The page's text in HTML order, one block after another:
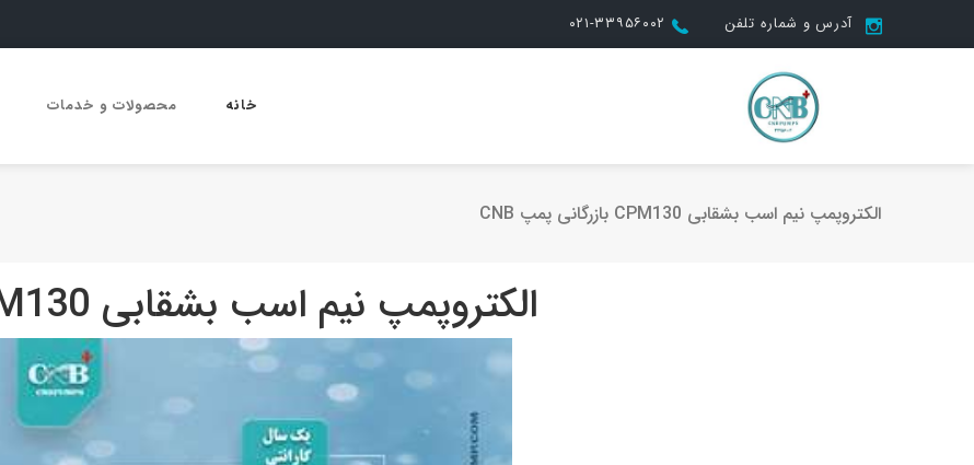
آدرس و شماره تلفن ۰۲۱-۳۳۹۵۶۰۰۲
خانه محصولات و خدمات
الکتروپمپ نیم اسب بشقابی CPM130 بازرگانی پمپ CNB
الکتروپمپ نیم اسب بشقابی CPM130